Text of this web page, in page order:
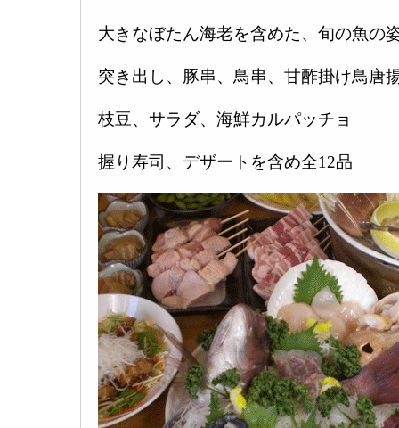
大きなぼたん海老を含めた、旬の魚の
突き出し、豚串、鳥串、甘酢掛け鳥唐
枝豆、サラダ、海鮮カルパッチョ
握り寿司、デザートを含め全12品